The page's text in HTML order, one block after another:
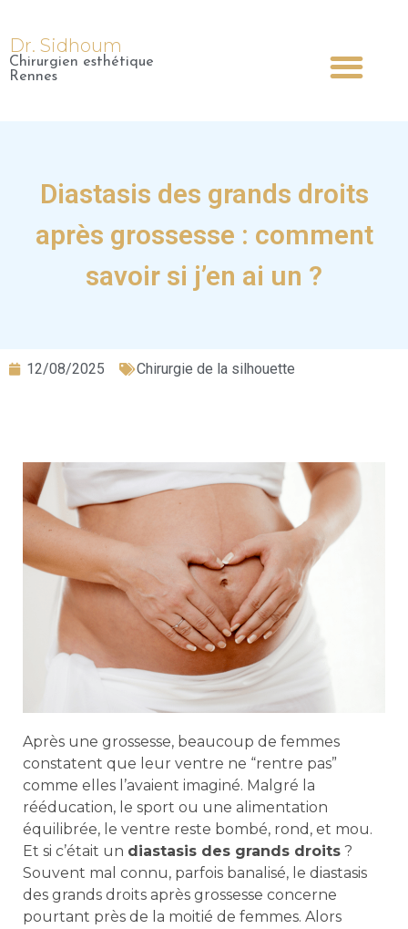
Dr. Sidhoum
Chirurgien esthétique
Rennes
Diastasis des grands droits
après grossesse : comment
savoir si j’en ai un ?
12/08/2025 Chirurgie de la silhouette
Après une grossesse, beaucoup de femmes
constatent que leur ventre ne “rentre pas”
comme elles l’avaient imaginé. Malgré la
rééducation, le sport ou une alimentation
équilibrée, le ventre reste bombé, rond, et mou.
Et si c’était un diastasis des grands droits ?
Souvent mal connu, parfois banalisé, le diastasis
des grands droits après grossesse concerne
pourtant près de la moitié de femmes. Alors